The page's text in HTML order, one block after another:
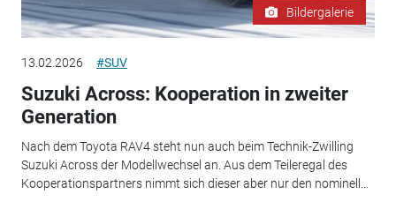
Bildergalerie
13.02.2026 #SUV
Suzuki Across: Kooperation in zweiter
Generation
Nach dem Toyota RAV4 steht nun auch beim Technik-Zwilling
Suzuki Across der Modellwechsel an. Aus dem Teileregal des
Kooperationspartners nimmt sich dieser aber nur den nominell...